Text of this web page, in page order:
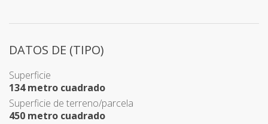
DATOS DE (TIPO)
Superficie
134 metro cuadrado
Superficie de terreno/parcela
450 metro cuadrado